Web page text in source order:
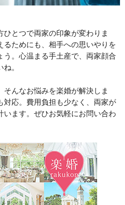
とつで両家の印象が変わりま
るためにも、相手への思いやりを
う。心温まる手土産で、両家顔合
。
そんなお悩みを楽婚が解決しま
対応。費用負担も少なく、両家が
います。ぜひお気軽にお問い合わ